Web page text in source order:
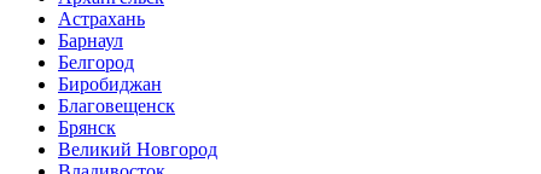
Астрахань
Барнаул
Белгород
Биробиджан
Благовещенск
Брянск
Великий Новгород